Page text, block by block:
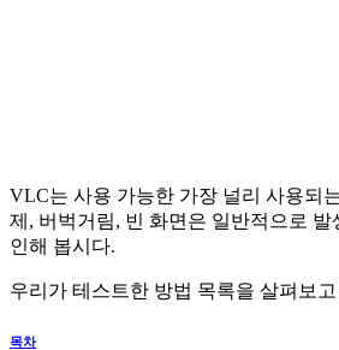
VLC는 사용 가능한 가장 널리 사용되
제, 버벅거림, 빈 화면은 일반적으로
인해 봅시다.
우리가 테스트한 방법 목록을 살펴보
목차